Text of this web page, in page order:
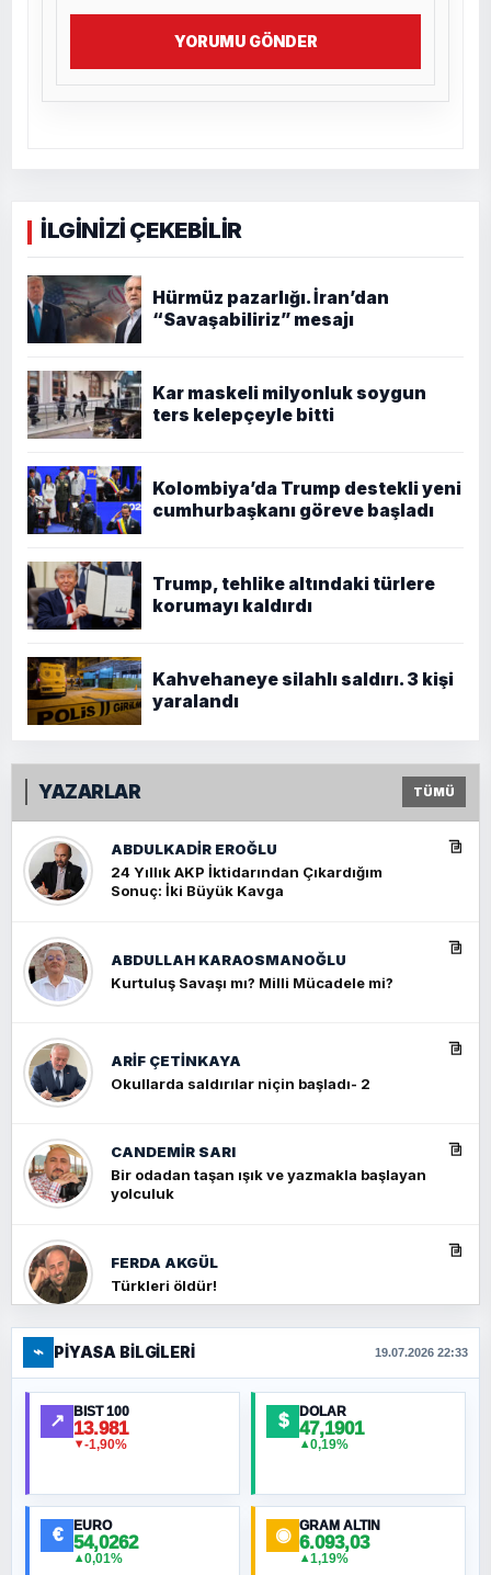
YORUMU GÖNDER
İLGİNİZİ ÇEKEBİLİR
Hürmüz pazarlığı. İran’dan
“Savaşabiliriz” mesajı
Kar maskeli milyonluk soygun
ters kelepçeyle bitti
Kolombiya’da Trump destekli yeni
cumhurbaşkanı göreve başladı
Trump, tehlike altındaki türlere
korumayı kaldırdı
Kahvehaneye silahlı saldırı. 3 kişi
yaralandı
YAZARLAR TÜMÜ
ABDULKADIR EROĞLU
24 Yıllık AKP İktidarından Çıkardığım
Sonuç: İki Büyük Kavga
ABDULLAH KARAOSMANOĞLU
Kurtuluş Savaşı mı? Milli Mücadele mi?
ARIF ÇETİNKAYA
Okullarda saldırılar niçin başladı- 2
CANDEMIR SARI
Bir odadan taşan ışık ve yazmakla başlayan
yolculuk
FERDA AKGÜL
Türkleri öldür!
FERHAT BÜYÜKKALKAN
Ankara Zirvesi: NATO Toplantısı mı, Yeni
Ortadoğu Haritasının Provası mı?
MURAT ÖZKAN
⌁ PIYASA BILGILERI 19.07.2026 22:33
↗ BIST 100
13.981
▼-1,90%
$ DOLAR
47,1901
▲0,19%
€ EURO
54,0262
▲0,01%
◉ GRAM ALTIN
6.093,03
▲1,19%